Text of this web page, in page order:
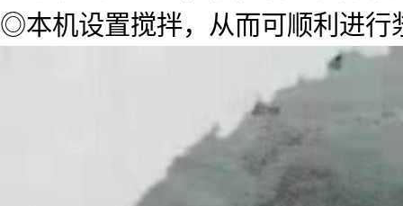
◎本机设置搅拌，从而可顺利进行